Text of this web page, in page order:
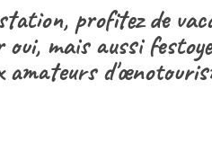
profitez de
mais aussi